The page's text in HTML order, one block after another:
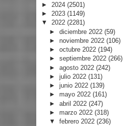
► 2024 (2501)
► 2023 (1149)
▼ 2022 (2281)
► diciembre 2022 (59)
► noviembre 2022 (106)
► octubre 2022 (194)
► septiembre 2022 (266)
► agosto 2022 (242)
► julio 2022 (131)
► junio 2022 (139)
► mayo 2022 (161)
► abril 2022 (247)
► marzo 2022 (318)
▼ febrero 2022 (236)